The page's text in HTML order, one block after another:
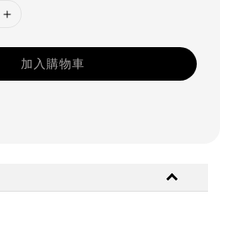
加入購物車